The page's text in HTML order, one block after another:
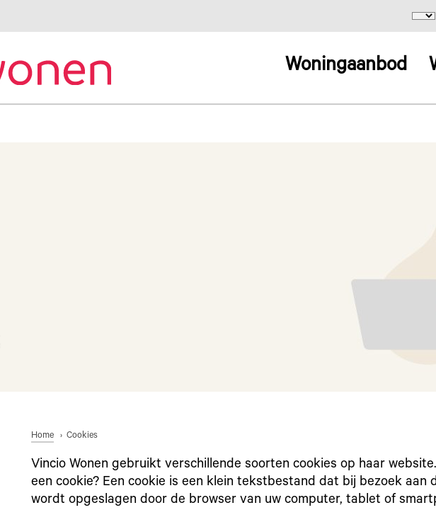
Woningaanbod
Home Cookies
Vincio Wonen gebruikt verschillende soorten cookies op haar
een cookie? Een cookie is een klein tekstbestand dat bij bezoek aan
wordt opgeslagen door de browser van uw computer, tablet of